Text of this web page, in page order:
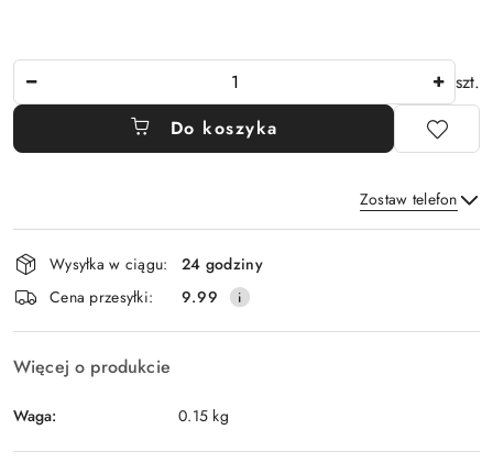
szt.
Do koszyka
Zostaw telefon
Wyślij
Dostępność
i
dostawa
Wysyłka w ciągu:
24 godziny
Cena przesyłki:
9.99
Więcej o produkcie
Waga: 0.15 kg